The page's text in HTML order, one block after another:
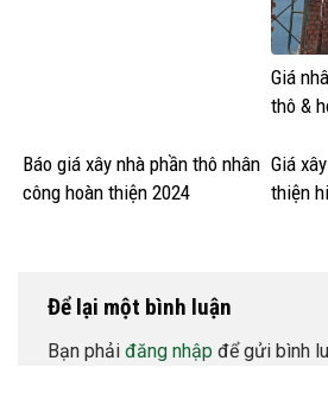
Giá
thô &
Báo giá xây nhà phần thô nhân
công hoàn thiện 2024
Giá
thiện
Để lại một bình luận
Bạn phải đăng nhập để gửi bình